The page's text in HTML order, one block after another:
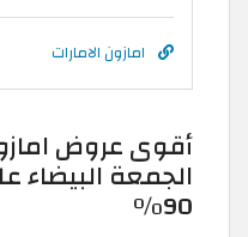
امازون الامارات
أقوى عروض
الجمعة البيضاء
90%